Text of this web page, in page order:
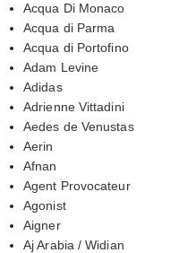
Acqua Di Monaco
Acqua di Parma
Acqua di Portofino
Adam Levine
Adidas
Adrienne Vittadini
Aedes de Venustas
Aerin
Afnan
Agent Provocateur
Agonist
Aigner
Aj Arabia / Widian